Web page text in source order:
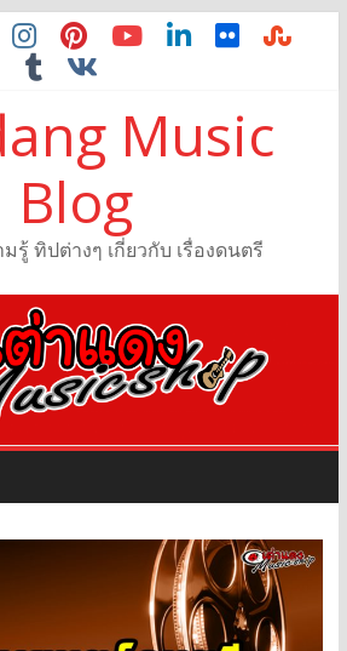
Music
Blog
รู้ ทิปต่างๆ เกี่ยวกับ เรื่องดนตรี